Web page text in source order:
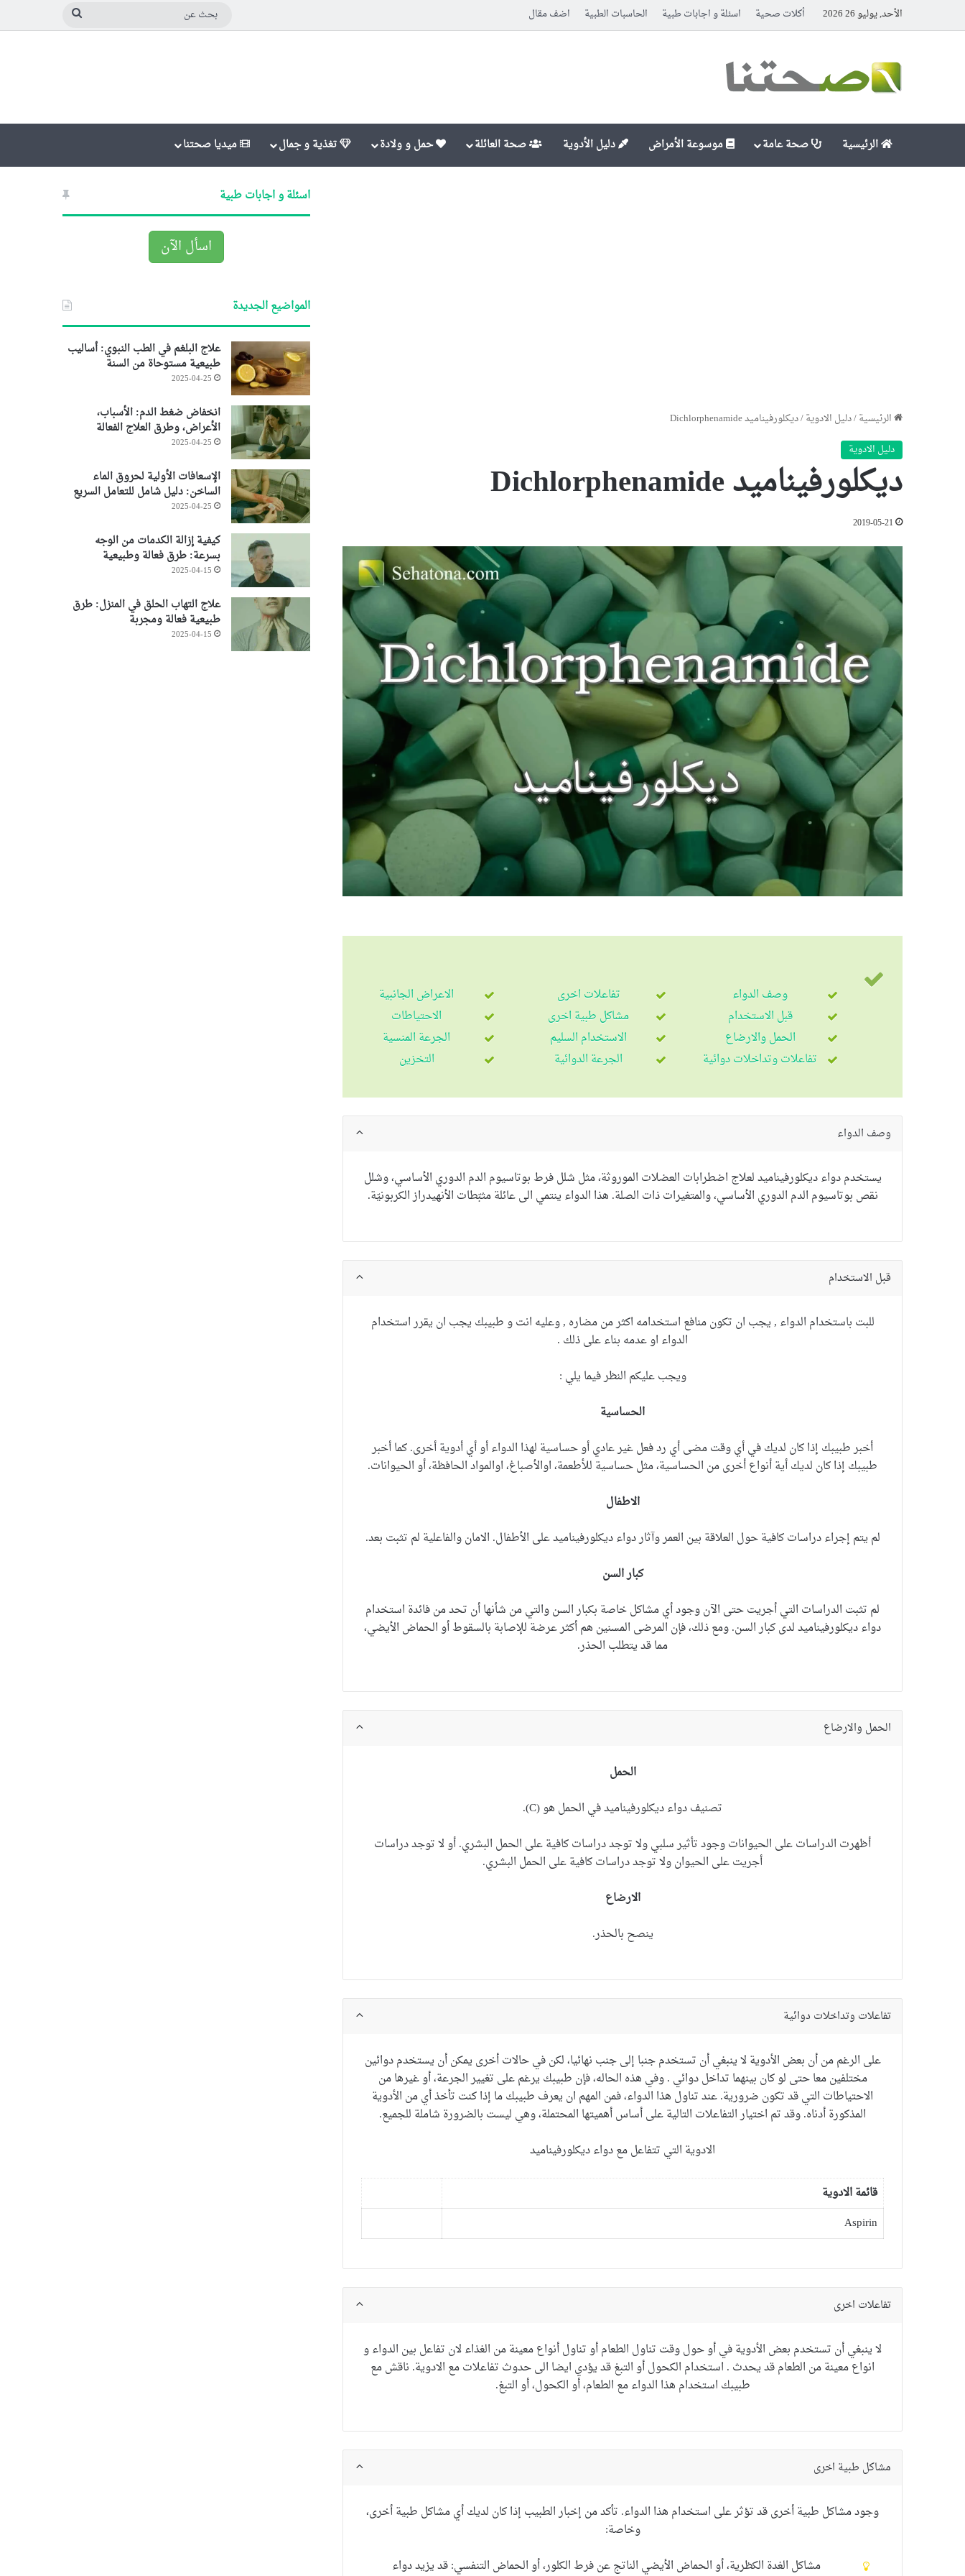
الأحد, يوليو 26 2026 أكلات صحية اسئلة و اجابات طبية الحاسبات الطبية اضف مقال
الرئيسية صحة عامة موسوعة الأمراض دليل الأدوية صحة العائلة حمل و ولادة تغذية و جمال ميديا صحتنا
الرئيسية/دليل الادوية/ديكلورفيناميد Dichlorphenamide
دليل الادوية
ديكلورفيناميد Dichlorphenamide
2019-05-21
وصف الدواء
قبل الاستخدام
الحمل والارضاع
تفاعلات وتداخلات دوائية
تفاعلات اخرى
مشاكل طبية اخرى
الاستخدام السليم
الجرعة الدوائية
الاعراض الجانبية
الاحتياطات
الجرعة المنسية
التخزين
وصف الدواء
يستخدم دواء ديكلورفيناميد لعلاج اضطرابات العضلات الموروثة، مثل شلل فرط بوتاسيوم الدم الدوري الأساسي، وشلل
نقص بوتاسيوم الدم الدوري الأساسي، والمتغيرات ذات الصلة. هذا الدواء ينتمي الى عائلةمثبّطات الأنهيدراز الكربونيّة.
قبل الاستخدام
للبت باستخدام الدواء , يجب ان تكون منافع استخدامه اكثر من مضاره , وعليه انت و طبيبك يجب ان يقرر استخدام
الدواء او عدمه بناء على ذلك .
ويجب عليكم النظر فيما يلي :
الحساسية
أخبر طبيبك إذا كان لديك في أي وقت مضى أي رد فعل غير عادي أو حساسية لهذا الدواء أو أي أدوية أخرى.كما أخبر
طبيبك إذا كان لديك أية أنواع أخرى من الحساسية، مثل حساسية للأطعمة، اوالأصباغ، اوالمواد الحافظة، أو الحيوانات.
الاطفال
لم يتم إجراء دراسات كافية حول العلاقة بين العمر وآثار دواء ديكلورفيناميد على الأطفال. الامان والفاعلية لم تثبت بعد.
كبار السن
لم تثبت الدراسات التي أجريت حتى الآن وجود أي مشاكل خاصة بكبار السن والتي من شأنها أن تحد من فائدة استخدام
دواء ديكلورفيناميد لدى كبار السن.ومع ذلك، فإن المرضى المسنين هم أكثر عرضة للإصابة بالسقوط أو الحماض الأيضي،
مما قد يتطلب الحذر.
الحمل والارضاع
الحمل
تصنيفدواء ديكلورفيناميدفي الحمل هو (C).
أظهرت الدراسات على الحيوانات وجود تأثير سلبي ولا توجد دراسات كافية على الحمل البشري. أو لا توجد دراسات
أجريت على الحيوان ولا توجد دراسات كافية على الحمل البشري.
الارضاع
ينصح بالحذر.
تفاعلات وتداخلات دوائية
على الرغم من أن بعض الأدويةلا ينبغي أن تستخدمجنبا إلى جنب نهائيا،لكن في حالات أخرى يمكن أن يستخدمدوائين
مختلفينمعاحتى لوكان بينهما تداخل دوائي . وفي هذه الحاله، فإن طبيبك يرغم على تغييرالجرعة،أوغيرها من
الاحتياطات التيقد تكون ضرورية.عندتناول هذا الدواء، فمن المهم ان يعرف طبيبكما إذاكنت تأخذ أيمن الأدوية
المذكورةأدناه.وقد تم اختيارالتفاعلات التاليةعلى أساسأهميتها المحتملة، وهي ليست بالضرورة شاملة للجميع.
الادوية التي تتفاعل مع دواء ديكلورفيناميد
قائمة الادوية
Aspirin
تفاعلات اخرى
لا ينبغي أن تستخدم بعض الأدوية في أو حول وقت تناول الطعام أو تناول أنواع معينة من الغذاء لان تفاعل بين الدواء و
انواع معينة من الطعام قد يحدث . استخدام الكحول أو التبغ قد يؤدي ايضا الى حدوث تفاعلات مع الادوية. ناقش مع
طبيبك استخدام هذا الدواء مع الطعام، أوالكحول،أوالتبغ.
مشاكل طبية اخرى
وجودمشاكل طبية أخرىقدتؤثر على استخدام هذا الدواء. تأكد من إخبار الطبيب إذا كان لديكأيمشاكل طبية أخرى،
وخاصة:
مشاكل الغدة الكظرية، أوالحماض الأيضي الناتج عن فرط الكلور، أو الحماض التنفسي: قد يزيد دواء
اسئلة و اجابات طبية
اسأل الآن
المواضيع الجديدة
علاج البلغم في الطب النبوي: أساليب
طبيعية مستوحاة من السنة
2025-04-25
انخفاض ضغط الدم: الأسباب،
الأعراض، وطرق العلاج الفعالة
2025-04-25
الإسعافات الأولية لحروق الماء
الساخن: دليل شامل للتعامل السريع
2025-04-25
كيفية إزالة الكدمات من الوجه
بسرعة: طرق فعالة وطبيعية
2025-04-15
علاج التهاب الحلق في المنزل: طرق
طبيعية فعالة ومجربة
2025-04-15